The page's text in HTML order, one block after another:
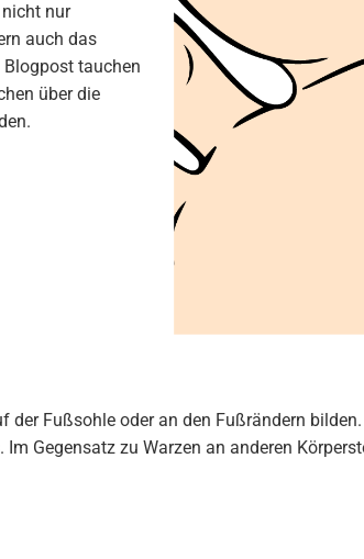
nur
auch das
tauchen
über die
der Fußsohle oder an den Fußrändern
Gegensatz zu Warzen an anderen